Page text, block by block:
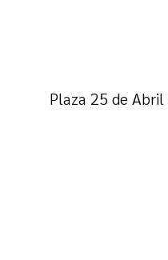
Plaza 25 de Abril